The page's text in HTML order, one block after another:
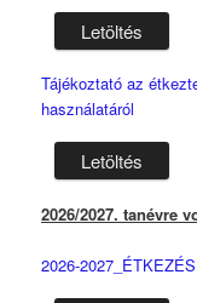
Letöltés
Tájékoztató az
használatáról
Letöltés
2026/2027. tanévre
2026-